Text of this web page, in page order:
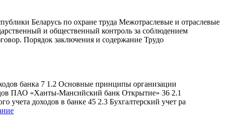
Беларусь по охране труда Межотраслевые и отраслевые
и общественный контроль за соблюдением
Порядок заключения и содержание Трудо
банка 7 1.2 Основные принципы организации
ПАО «Ханты-Мансийский банк Открытие» 36 2.1
доходов в банке 45 2.3 Бухгалтерский учет ра